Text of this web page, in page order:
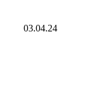
03.04.24